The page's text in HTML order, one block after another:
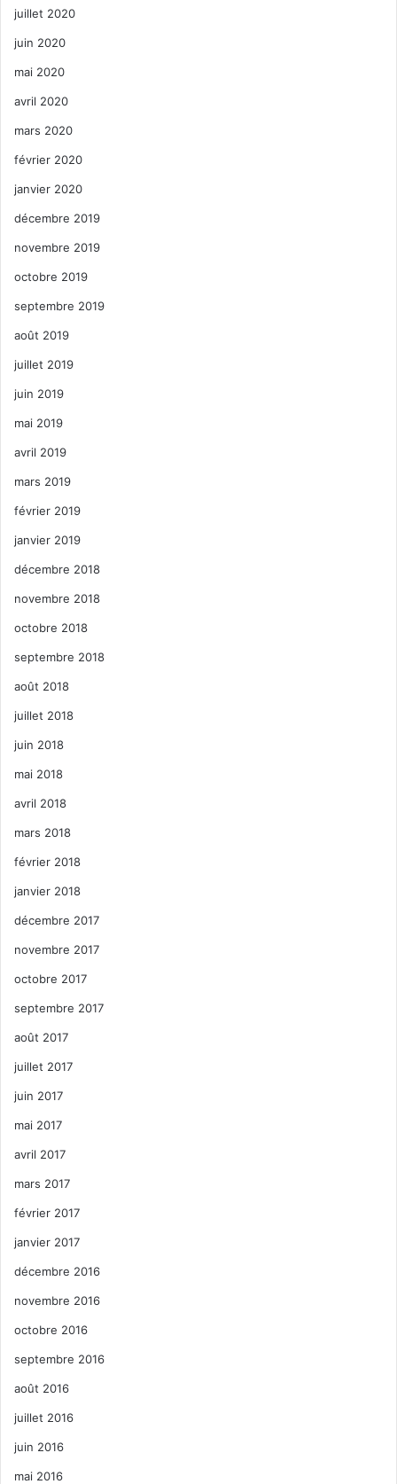
juillet 2020
juin 2020
mai 2020
avril 2020
mars 2020
février 2020
janvier 2020
décembre 2019
novembre 2019
octobre 2019
septembre 2019
août 2019
juillet 2019
juin 2019
mai 2019
avril 2019
mars 2019
février 2019
janvier 2019
décembre 2018
novembre 2018
octobre 2018
septembre 2018
août 2018
juillet 2018
juin 2018
mai 2018
avril 2018
mars 2018
février 2018
janvier 2018
décembre 2017
novembre 2017
octobre 2017
septembre 2017
août 2017
juillet 2017
juin 2017
mai 2017
avril 2017
mars 2017
février 2017
janvier 2017
décembre 2016
novembre 2016
octobre 2016
septembre 2016
août 2016
juillet 2016
juin 2016
mai 2016